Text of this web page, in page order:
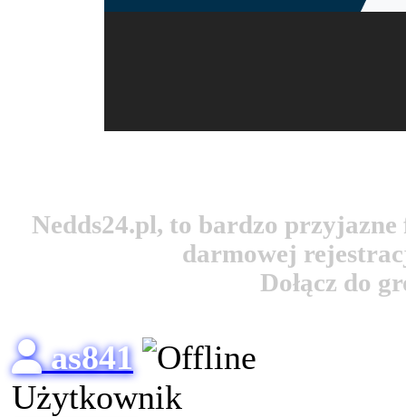
Nedds24.pl, to bardzo
darmowej
Dołącz do
as841
Użytkownik